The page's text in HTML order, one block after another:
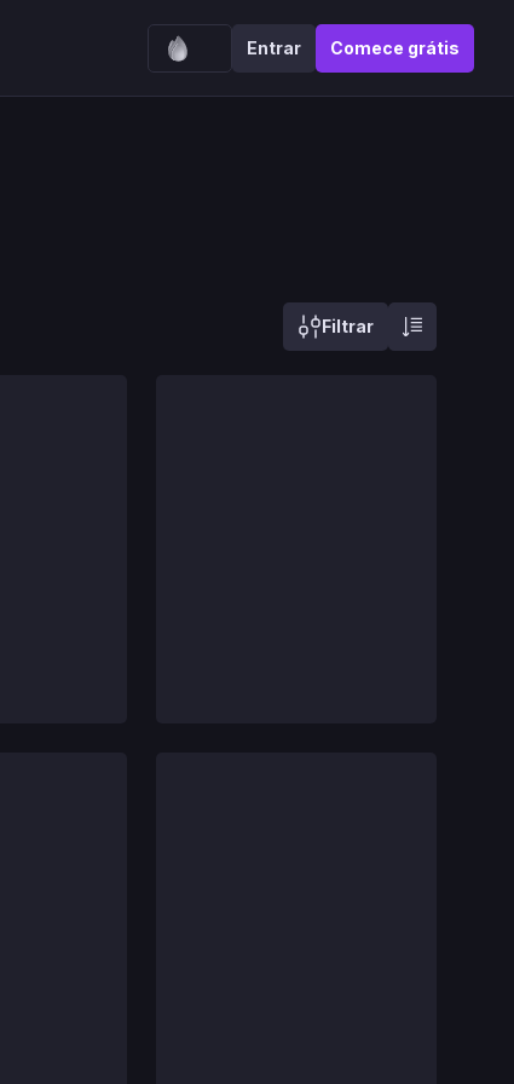
Entrar Comece grátis
Filtrar